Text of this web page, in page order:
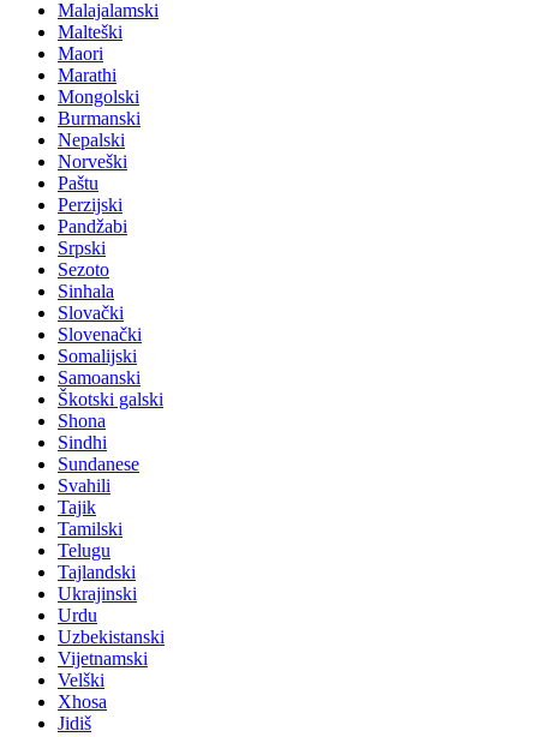
Malajalamski
Malteški
Maori
Marathi
Mongolski
Burmanski
Nepalski
Norveški
Paštu
Perzijski
Pandžabi
Srpski
Sezoto
Sinhala
Slovački
Slovenački
Somalijski
Samoanski
Škotski galski
Shona
Sindhi
Sundanese
Svahili
Tajik
Tamilski
Telugu
Tajlandski
Ukrajinski
Urdu
Uzbekistanski
Vijetnamski
Velški
Xhosa
Jidiš